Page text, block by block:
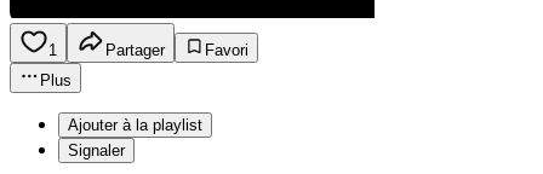
1 Partager
Favori
Plus
Ajouter à la playlist
Signaler